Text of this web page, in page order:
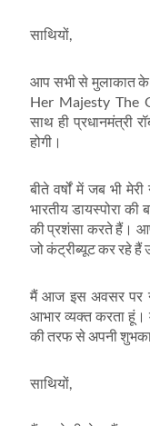
साथियों,
आप सभी से मुलाकात
Her Majesty The
साथ ही प्रधानमंत्री
होगी।
बीते वर्षों में जब भी
भारतीय डायस्पोरा
की प्रशंसा करते हैं।
जो कंट्रीब्यूट कर रहे हैं
मैं आज इस अवसर पर
आभार व्यक्त करता हूं।
की तरफ से अपनी
साथियों,